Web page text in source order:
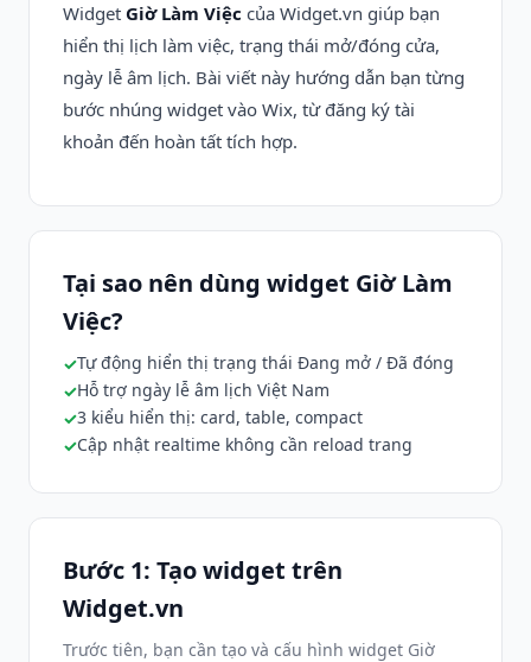
Widget Giờ Làm Việc của Widget.vn giúp bạn
hiển thị lịch làm việc, trạng thái mở/đóng cửa,
ngày lễ âm lịch. Bài viết này hướng dẫn bạn từng
bước nhúng widget vào Wix, từ đăng ký tài
khoản đến hoàn tất tích hợp.
Tại sao nên dùng widget Giờ Làm
Việc?
Tự động hiển thị trạng thái Đang mở / Đã đóng
Hỗ trợ ngày lễ âm lịch Việt Nam
3 kiểu hiển thị: card, table, compact
Cập nhật realtime không cần reload trang
Bước 1: Tạo widget trên
Widget.vn
Trước tiên, bạn cần tạo và cấu hình widget Giờ